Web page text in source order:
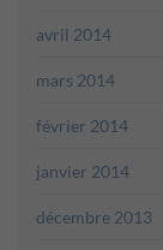
avril 2014
mars 2014
février 2014
janvier 2014
décembre 2013